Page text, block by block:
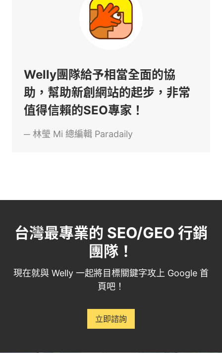
Welly團隊給予相當全面的協
助，幫助新創網站的起步，非常
值得信賴的SEO專家！
─ 林瑩 Mi 總編輯 Paradaily
台灣最專業的 SEO/GEO 行銷
團隊！
現在就與 Welly 一起將目標關鍵字攻上 Google 首
頁吧！
立即諮詢